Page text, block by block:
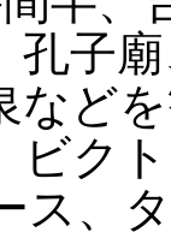
孔子
など
ビク
ス、